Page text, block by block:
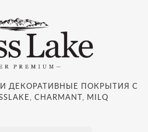
ДЕКОРАТИВНЫЕ ПОКРЫТИЯ С
CHARMANT, MILQ